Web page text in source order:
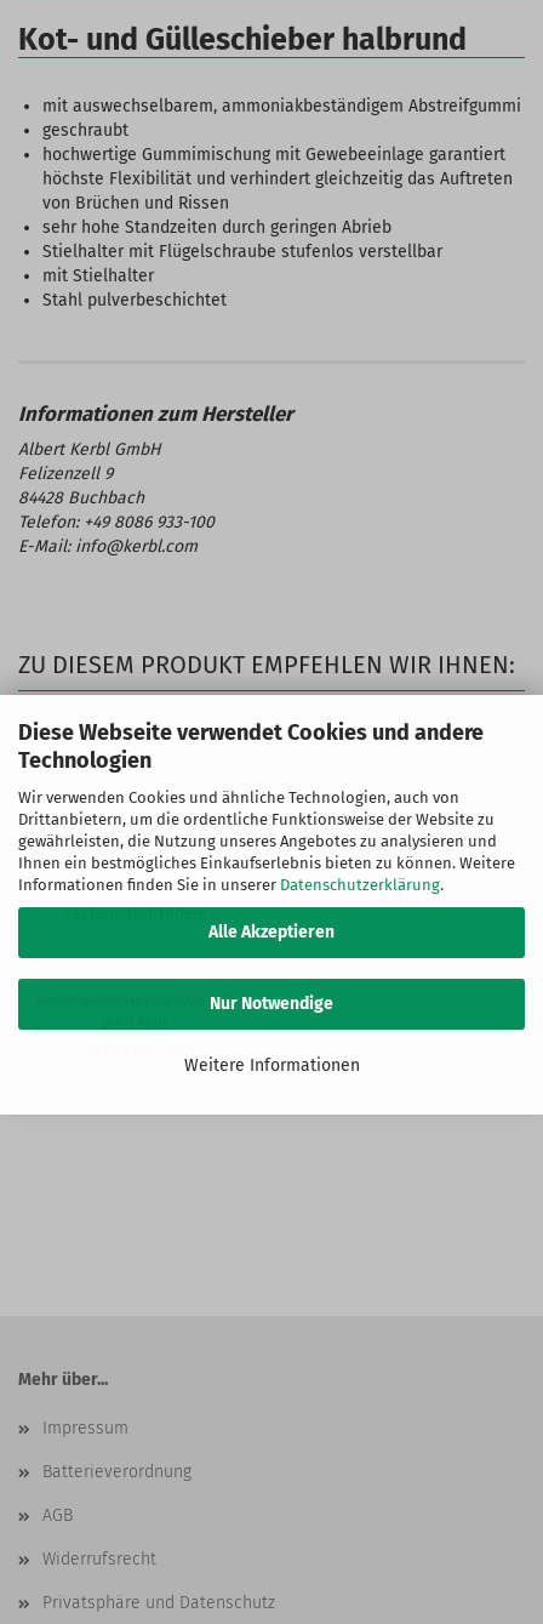
Diese Webseite verwendet Cookies und andere
Technologien
Wir verwenden Cookies und ähnliche Technologien, auch von
Drittanbietern, um die ordentliche Funktionsweise der Website zu
gewährleisten, die Nutzung unseres Angebotes zu analysieren und
Ihnen ein bestmögliches Einkaufserlebnis bieten zu können. Weitere
Informationen finden Sie in unserer Datenschutzerklärung.
Alle Akzeptieren
Nur Notwendige
Weitere Informationen
Kot- und Gülleschieber halbrund
mit auswechselbarem, ammoniakbeständigem Abstreifgummi
geschraubt
hochwertige Gummimischung mit Gewebeeinlage garantiert
höchste Flexibilität und verhindert gleichzeitig das Auftreten
von Brüchen und Rissen
sehr hohe Standzeiten durch geringen Abrieb
Stielhalter mit Flügelschraube stufenlos verstellbar
mit Stielhalter
Stahl pulverbeschichtet
Albert Kerbl GmbH
Felizenzell 9
84428 Buchbach
Telefon: +49 8086 933-100
E-Mail: info@kerbl.com
ZU DIESEM PRODUKT EMPFEHLEN WIR IHNEN:
Unser Normalpreis 9,99 EUR
Mehr über...
Impressum
Batterieverordnung
AGB
Widerrufsrecht
Privatsphäre und Datenschutz